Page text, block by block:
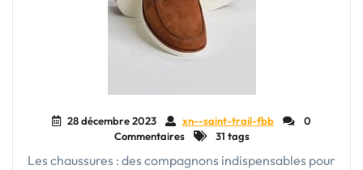
28 décembre 2023 xn--saint-trail-fbb
0
Commentaires
31 tags
Les chaussures : des compagnons indispensables pour